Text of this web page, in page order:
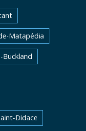
Matapédia
Buckland
Didace